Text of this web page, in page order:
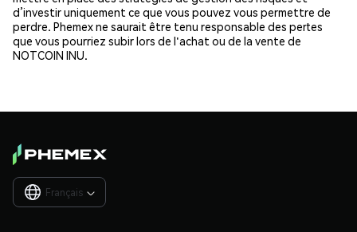
d’investir uniquement ce que vous pouvez vous permettre de
perdre. Phemex ne saurait être tenu responsable des pertes
que vous pourriez subir lors de l'achat ou de la vente de
NOTCOIN INU.
Français 